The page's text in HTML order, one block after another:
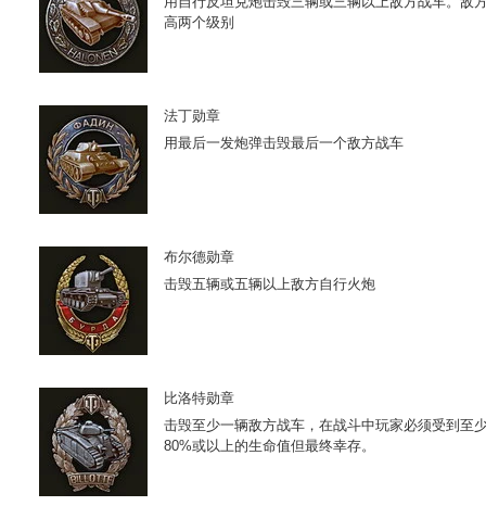
高两个级别
法丁勋章
用最后一发炮弹击毁最后一个敌方战车
布尔德勋章
击毁五辆或五辆以上敌方自行火炮
比洛特勋章
击毁至少一辆敌方战车，在战斗中玩家必须受到至
80%或以上的生命值但最终幸存。